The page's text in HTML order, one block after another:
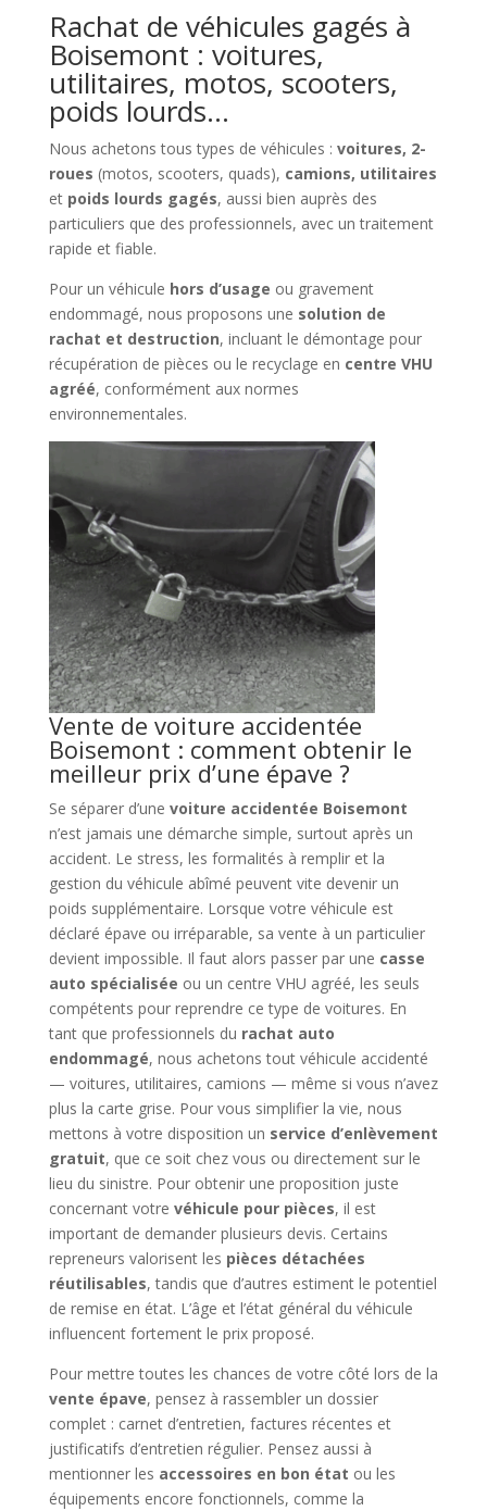
Rachat de véhicules gagés à
Boisemont : voitures,
utilitaires, motos, scooters,
poids lourds…
Nous achetons tous types de véhicules : voitures, 2-
roues (motos, scooters, quads), camions, utilitaires
et poids lourds gagés, aussi bien auprès des
particuliers que des professionnels, avec un traitement
rapide et fiable.
Pour un véhicule hors d’usage ou gravement
endommagé, nous proposons une solution de
rachat et destruction, incluant le démontage pour
récupération de pièces ou le recyclage en centre VHU
agréé, conformément aux normes
environnementales.
Vente de voiture accidentée
Boisemont : comment obtenir le
meilleur prix d’une épave ?
Se séparer d’une voiture accidentée Boisemont
n’est jamais une démarche simple, surtout après un
accident. Le stress, les formalités à remplir et la
gestion du véhicule abîmé peuvent vite devenir un
poids supplémentaire. Lorsque votre véhicule est
déclaré épave ou irréparable, sa vente à un particulier
devient impossible. Il faut alors passer par une casse
auto spécialisée ou un centre VHU agréé, les seuls
compétents pour reprendre ce type de voitures. En
tant que professionnels du rachat auto
endommagé, nous achetons tout véhicule accidenté
— voitures, utilitaires, camions — même si vous n’avez
plus la carte grise. Pour vous simplifier la vie, nous
mettons à votre disposition un service d’enlèvement
gratuit, que ce soit chez vous ou directement sur le
lieu du sinistre. Pour obtenir une proposition juste
concernant votre véhicule pour pièces, il est
important de demander plusieurs devis. Certains
repreneurs valorisent les pièces détachées
réutilisables, tandis que d’autres estiment le potentiel
de remise en état. L’âge et l’état général du véhicule
influencent fortement le prix proposé.
Pour mettre toutes les chances de votre côté lors de la
vente épave, pensez à rassembler un dossier
complet : carnet d’entretien, factures récentes et
justificatifs d’entretien régulier. Pensez aussi à
mentionner les accessoires en bon état ou les
équipements encore fonctionnels, comme la